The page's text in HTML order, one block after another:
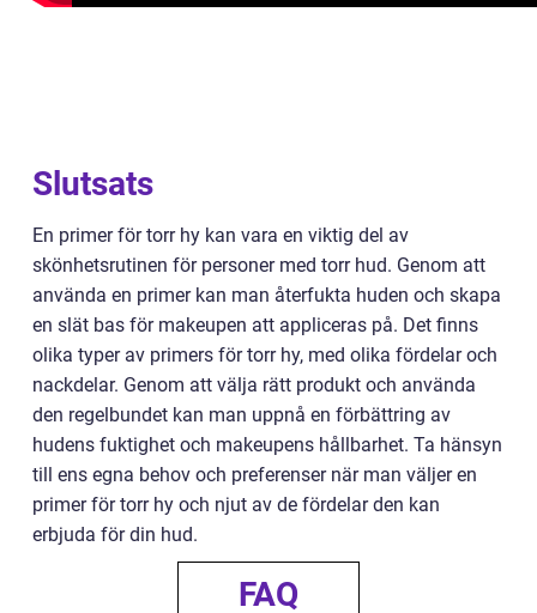
Slutsats
En primer för torr hy kan vara en viktig del av
skönhetsrutinen för personer med torr hud. Genom att
använda en primer kan man återfukta huden och skapa
en slät bas för makeupen att appliceras på. Det finns
olika typer av primers för torr hy, med olika fördelar och
nackdelar. Genom att välja rätt produkt och använda
den regelbundet kan man uppnå en förbättring av
hudens fuktighet och makeupens hållbarhet. Ta hänsyn
till ens egna behov och preferenser när man väljer en
primer för torr hy och njut av de fördelar den kan
erbjuda för din hud.
FAQ